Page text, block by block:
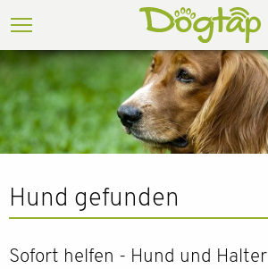
Hund gefunden
Sofort helfen - Hund und Halter